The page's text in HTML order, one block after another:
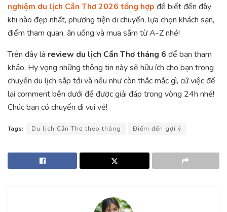
nghiệm du lịch Cần Thơ 2026 tổng hợp để biết đến đây
khi nào đẹp nhất, phương tiện di chuyển, lựa chọn khách sạn,
điểm tham quan, ăn uống và mua sắm từ A-Z nhé!
Trên đây là review du lịch Cần Thơ tháng 6 để bạn tham
khảo. Hy vọng những thông tin này sẽ hữu ích cho bạn trong
chuyến du lịch sắp tới và nếu như còn thắc mắc gì, cứ việc để
lại comment bên dưới để được giải đáp trong vòng 24h nhé!
Chúc bạn có chuyến đi vui vẻ!
Tags: Du lịch Cần Thơ theo tháng Điểm đến gợi ý